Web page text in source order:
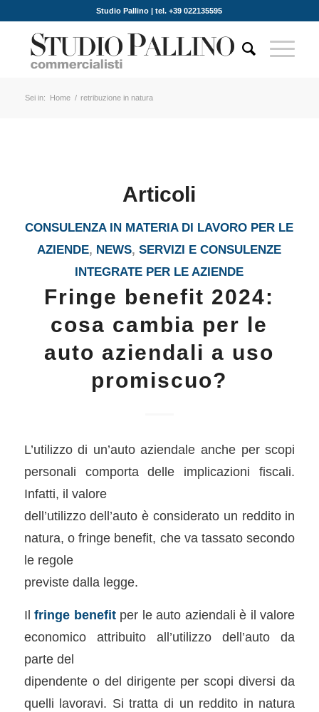
Studio Pallino | tel. +39 022135595
Sei in: Home / retribuzione in natura
Articoli
CONSULENZA IN MATERIA DI LAVORO PER LE
AZIENDE, NEWS,SERVIZI E CONSULENZE
INTEGRATE PER LE AZIENDE
Fringe benefit 2024:
cosa cambia per le
auto aziendali a uso
promiscuo?
L’utilizzo di un’auto aziendale anche per scopi
personali comporta delle implicazioni fiscali.
Infatti, il valore
dell’utilizzo dell’auto è considerato un reddito in
natura, o fringe benefit, che va tassato secondo
le regole
previste dalla legge.
Ilfringe benefitper le auto aziendali è il valore
economico attribuito all’utilizzo dell’auto da
parte del
dipendente o del dirigente per scopi diversi da
quelli lavoravi. Si tratta di un reddito in natura